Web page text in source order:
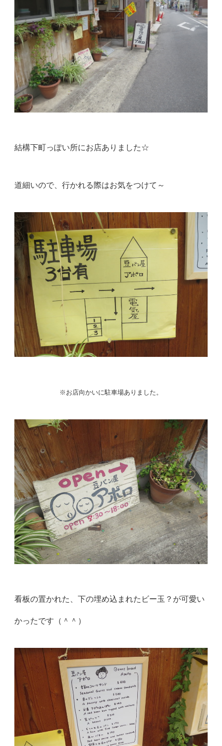
結構下町っぽい所にお店ありました☆
道細いので、行かれる際はお気をつけて～
※お店向かいに駐車場ありました。
看板の置かれた、下の埋め込まれたビー玉？が可愛い
かったです（＾＾）